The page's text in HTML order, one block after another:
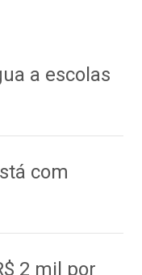
a escolas
com
2 mil por